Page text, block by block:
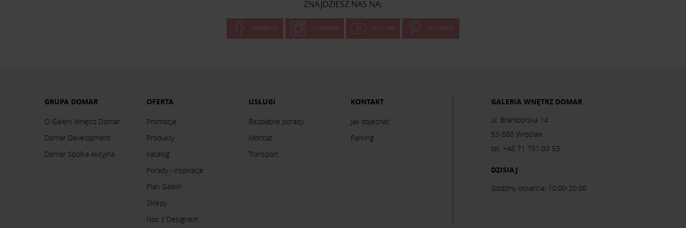
ZNAJDZIESZ NAS NA:
FACEBOOK INSTAGRAM YOUTUBE PINTEREST
GRUPA DOMAR
O Galerii Wnętrz Domar
Domar Development
Domar Spółka Akcyjna
OFERTA
Promocje
Produkty
Katalog
Porady i inspiracje
Plan Galerii
Sklepy
Noc z Designem
USŁUGI
Bezpłatne porady
Montaż
Transport
KONTAKT
Jak dojechać
Parking
GALERIA WNĘTRZ DOMAR
ul. Braniborska 14
53-680 Wrocław
tel. +48 71 781 03 53
DZISIAJ
Godziny otwarcia: 10:00-20:00